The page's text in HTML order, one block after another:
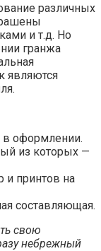
различных
и т.д. Но
гранжа
являются
в оформлении.
из которых —
и принтов на
составляющая.
свою
небрежный